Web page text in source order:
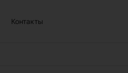
Контакты